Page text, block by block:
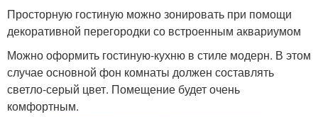
Просторную гостиную можно зонировать при помощи
декоративной перегородки со встроенным аквариумом
Можно оформить гостиную-кухню в стиле модерн. В этом
случае основной фон комнаты должен составлять
светло-серый цвет. Помещение будет очень
комфортным.